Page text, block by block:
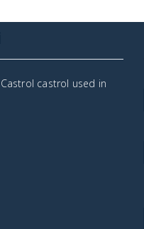
castrol used in